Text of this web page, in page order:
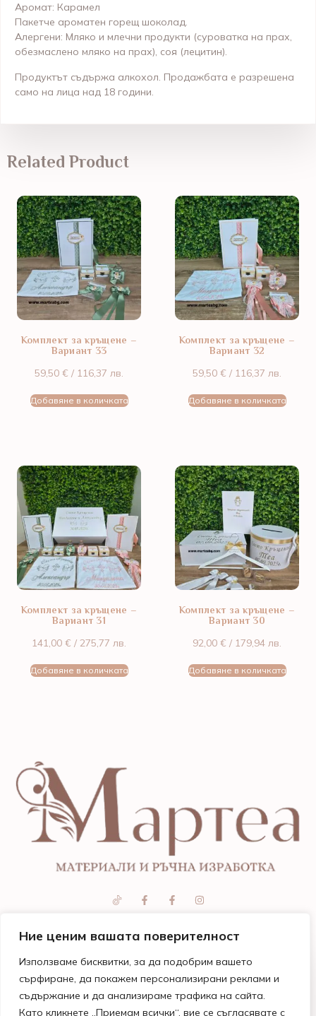
Ние ценим вашата поверителност
Използваме бисквитки, за да подобрим вашето
сърфиране, да покажем персонализирани реклами и
съдържание и да анализираме трафика на сайта.
Като кликнете „Приемам всички“, вие се съгласявате с
Аромат: Карамел
Пакетче ароматен горещ шоколад.
Алергени: Мляко и млечни продукти (суроватка на прах,
обезмаслено мляко на прах), соя (лецитин).
Продуктът съдържа алкохол. Продажбата е разрешена
само на лица над 18 години.
Related Product
Комплект за кръщене –
Вариант 33
59,50 € / 116,37 лв.
Добавяне в количката
Комплект за кръщене –
Вариант 32
59,50 € / 116,37 лв.
Добавяне в количката
Комплект за кръщене –
Вариант 31
141,00 € / 275,77 лв.
Добавяне в количката
Комплект за кръщене –
Вариант 30
92,00 € / 179,94 лв.
Добавяне в количката
Магазини
и
работно
време
Бързи
линкове
Поводи
Информация
Общи
условия
Помощ
и
контакти
Моят